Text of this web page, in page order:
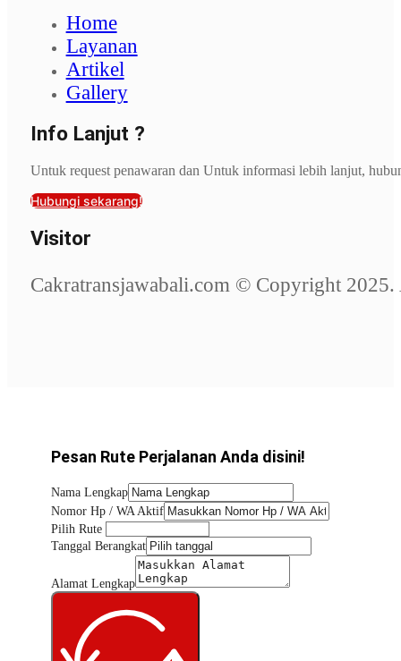
Home
Layanan
Artikel
Gallery
Info Lanjut ?
Untuk request penawaran dan Untuk informasi lebih lanjut,
Hubungi sekarang!
Visitor
Cakratransjawabali.com © Copyright 2025.
Pesan Rute Perjalanan Anda disini!
Nama Lengkap
Nomor Hp / WA Aktif
Pilih Rute
Tanggal Berangkat
Alamat Lengkap